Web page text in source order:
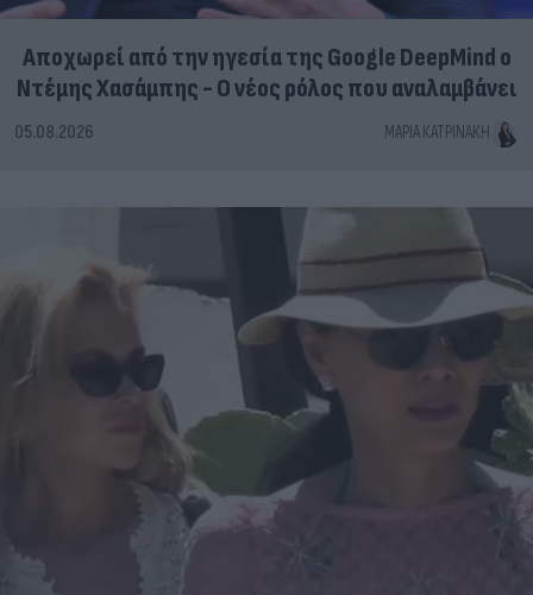
Αποχωρεί από την ηγεσία της Google DeepMind ο
Ντέμης Χασάμπης - Ο νέος ρόλος που αναλαμβάνει
05.08.2026 ΜΑΡΊΑ ΚΑΤΡΙΝΆΚΗ